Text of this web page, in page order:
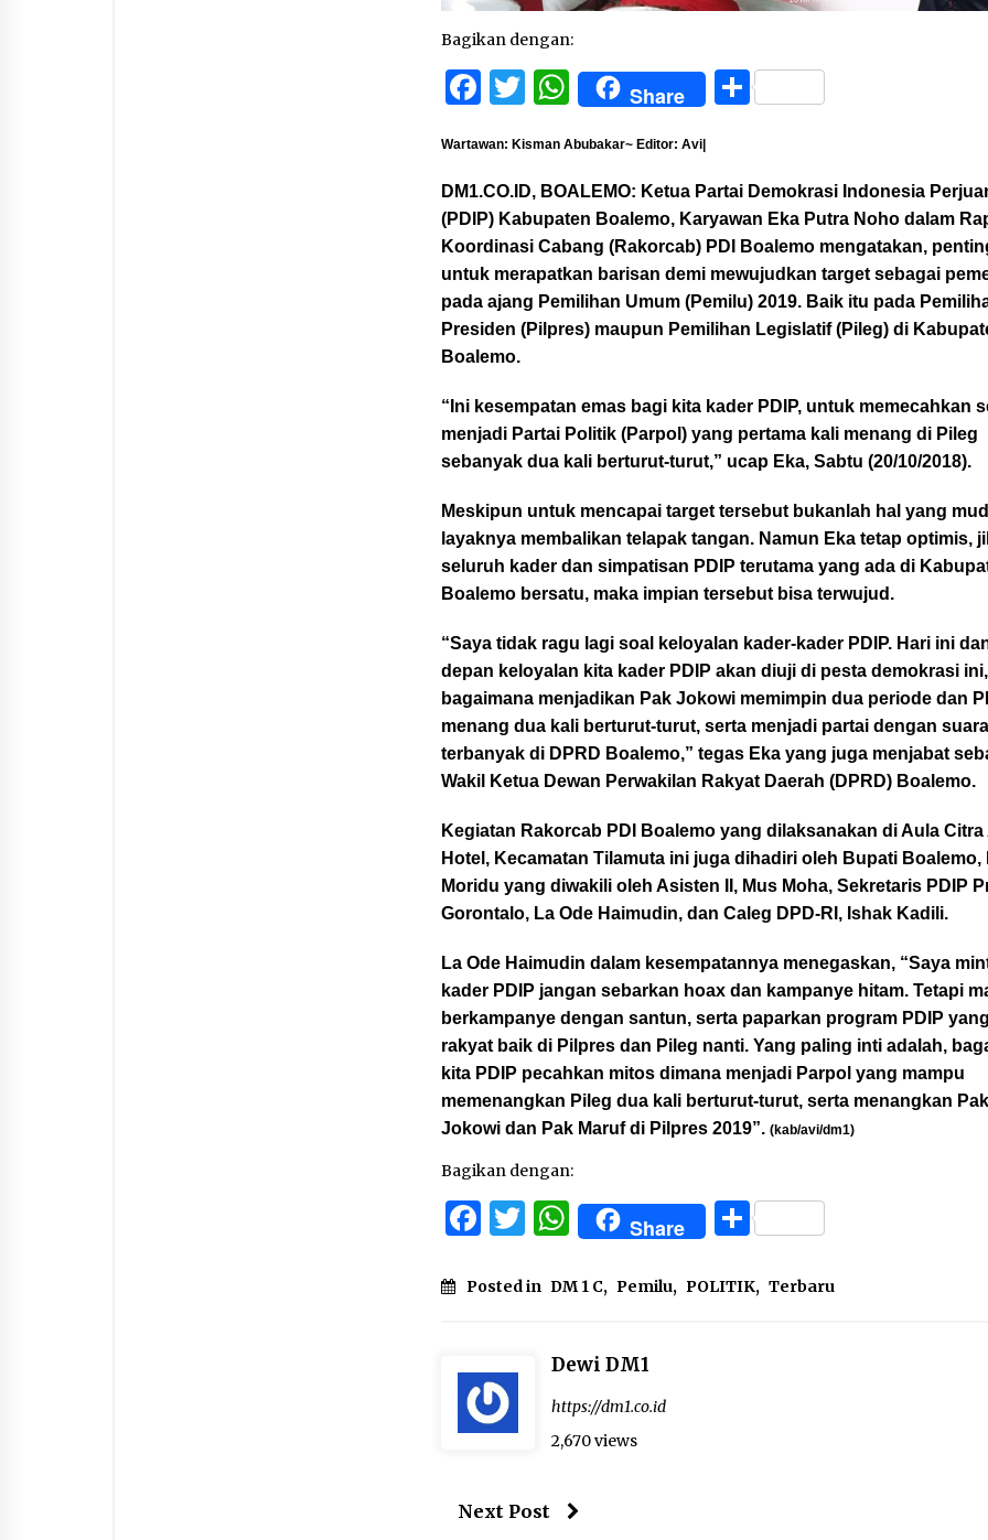
Bagikan dengan:
Facebook
Twitter
WhatsApp
Share Share
Wartawan: Kisman Abubakar~ Editor: Avi|
DM1.CO.ID, BOALEMO: Ketua Partai Demokrasi Indonesia
(PDIP) Kabupaten Boalemo, Karyawan Eka Putra Noho dalam
Koordinasi Cabang (Rakorcab) PDI Boalemo mengatakan,
untuk merapatkan barisan demi mewujudkan target sebagai
pada ajang Pemilihan Umum (Pemilu) 2019. Baik itu pada
Presiden (Pilpres) maupun Pemilihan Legislatif (Pileg) di
Boalemo.
“Ini kesempatan emas bagi kita kader PDIP, untuk memecahkan
menjadi Partai Politik (Parpol) yang pertama kali menang di Pileg
sebanyak dua kali berturut-turut,” ucap Eka, Sabtu (20/10/2018).
Meskipun untuk mencapai target tersebut bukanlah hal yang
layaknya membalikan telapak tangan. Namun Eka tetap optimis,
seluruh kader dan simpatisan PDIP terutama yang ada di
Boalemo bersatu, maka impian tersebut bisa terwujud.
“Saya tidak ragu lagi soal keloyalan kader-kader PDIP. Hari ini
depan keloyalan kita kader PDIP akan diuji di pesta demokrasi ini,
bagaimana menjadikan Pak Jokowi memimpin dua periode dan
menang dua kali berturut-turut, serta menjadi partai dengan
terbanyak di DPRD Boalemo,” tegas Eka yang juga menjabat
Wakil Ketua Dewan Perwakilan Rakyat Daerah (DPRD) Boalemo.
Kegiatan Rakorcab PDI Boalemo yang dilaksanakan di Aula Citra
Hotel, Kecamatan Tilamuta ini juga dihadiri oleh Bupati Boalemo,
Moridu yang diwakili oleh Asisten II, Mus Moha, Sekretaris PDIP
Gorontalo, La Ode Haimudin, dan Caleg DPD-RI, Ishak Kadili.
La Ode Haimudin dalam kesempatannya menegaskan, “Saya
kader PDIP jangan sebarkan hoax dan kampanye hitam. Tetapi
berkampanye dengan santun, serta paparkan program PDIP
rakyat baik di Pilpres dan Pileg nanti. Yang paling inti adalah,
kita PDIP pecahkan mitos dimana menjadi Parpol yang mampu
memenangkan Pileg dua kali berturut-turut, serta menangkan
Jokowi dan Pak Maruf di Pilpres 2019”.(kab/avi/dm1)
Bagikan dengan:
Facebook
Twitter
WhatsApp
Share Share
Posted in DM 1 C, Pemilu, POLITIK, Terbaru
Dewi DM1
https://dm1.co.id
2,670 views
Next Post